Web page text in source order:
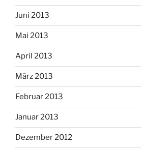
Juni 2013
Mai 2013
April 2013
März 2013
Februar 2013
Januar 2013
Dezember 2012